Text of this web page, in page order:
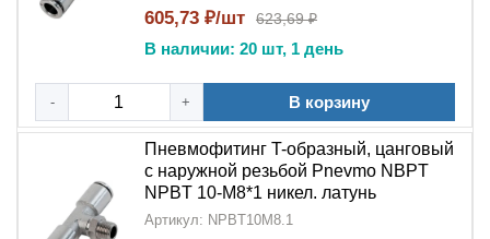
605,73 ₽/шт 623,69 ₽
В наличии: 20 шт, 1 день
- + В корзину
Пневмофитинг T-образный, цанговый
с наружной резьбой Pnevmo NBPT
NPBT 10-M8*1 никел. латунь
Артикул: NPBT10M8.1